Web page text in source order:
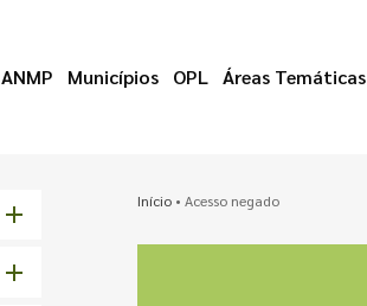
ANMP Municípios OPL Áreas Temáticas
Início• Acesso negado